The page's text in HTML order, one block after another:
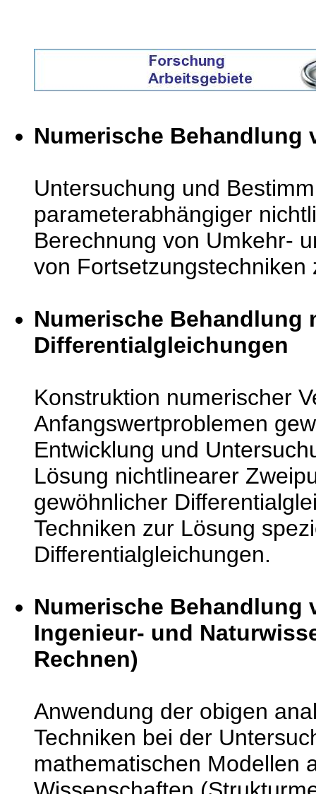
Numerische
Untersuchung und
parameterabhängiger
Berechnung von Umkehr-
von
Numerische Behandlung
Differentialgleichungen
Konstruktion numerischer
Anfangswertproblemen
Entwicklung und
Lösung nichtlinearer
gewöhnlicher
Techniken zur Lösung
Differentialgleichungen.
Numerische Behandlung
Ingenieur- und
Rechnen)
Anwendung der obigen
Techniken bei der
mathematischen Modellen